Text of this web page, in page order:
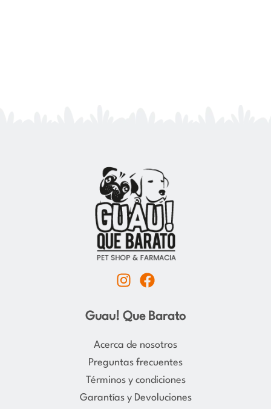
I
s
t
a
r
a
m
F
c
e
b
o
k
Guau! Que Barato
Acerca de nosotros
Preguntas frecuentes
Términos y condiciones
Garantías y Devoluciones